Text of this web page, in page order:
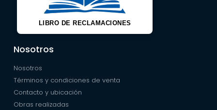
LIBRO DE RECLAMACIONES
Nosotros
Nosotros
Términos y condiciones de venta
Contacto y ubicación
Obras realizadas